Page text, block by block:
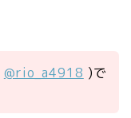
@rio_a4918 )で